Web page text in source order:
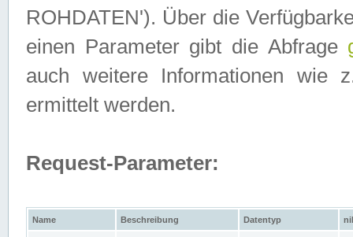
ROHDATEN'). Über die
einen Parameter gibt die Abfrage
auch weitere Informationen wie
ermittelt werden.
Request-Parameter:
Name Beschreibung Datentyp nil